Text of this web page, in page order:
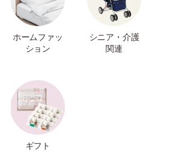
ホームファッ
ション
シニア・介護
関連
ギフト